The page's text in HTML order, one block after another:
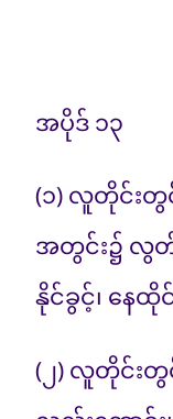
အပိုဒ် ၁၃
(၁) လူတိုင်း
အတွင်း၌ လွတ်
နိုင်ခွင့်၊ နေ
(၂) လူတိုင်းတွ